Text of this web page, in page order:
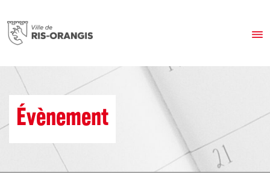
Évènement